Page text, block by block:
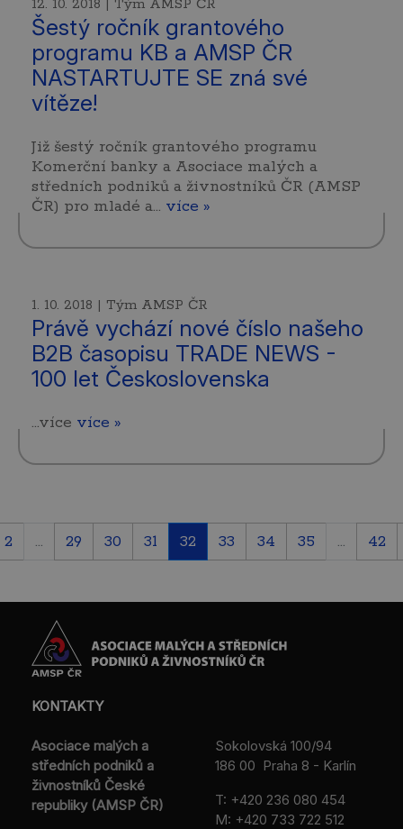
12. 10. 2018 | Tým AMSP ČR
Šestý ročník grantového
programu KB a AMSP ČR
NASTARTUJTE SE zná své
vítěze!
Již šestý ročník grantového programu
Komerční banky a Asociace malých a
středních podniků a živnostníků ČR (AMSP
ČR) pro mladé a… více »
1. 10. 2018 | Tým AMSP ČR
Právě vychází nové číslo našeho
B2B časopisu TRADE NEWS -
100 let Československa
...více více »
2 ... 29 30 31 32 33 34 35 ... 42
KONTAKTY
Asociace malých a
středních podniků a
živnostníků České
republiky (AMSP ČR)
Sokolovská 100/94
186 00 Praha 8 - Karlín
T: +420 236 080 454
M: +420 733 722 512